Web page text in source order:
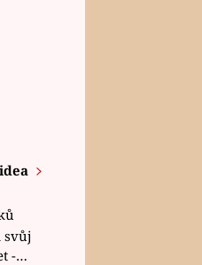
svůj
-